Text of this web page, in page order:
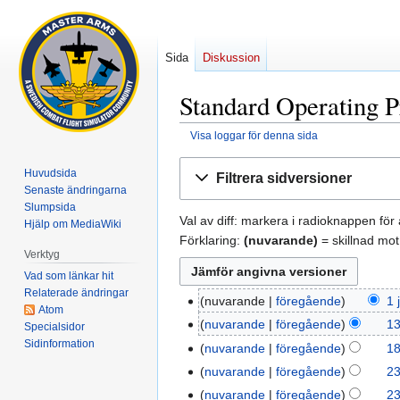
Standard Operating
Visa loggar för denna sida
Filtrera sidversioner
Val av diff: markera i radioknappen
Förklaring: (nuvarande) = skillnad
juni
2025
nuvarande föregående 1
I
n
g
e
13
februari
2024
nuvarande föregående
I
g
18
juli
2023
nuvarande föregående
I
23
maj
nuvarande föregående
Inuvarande föregående
Sida Diskussion
Huvudsida
Senaste ändringarna
Slumpsida
Hjälp om MediaWiki
Verktyg
Vad som länkar hit
Relaterade ändringar
Atom
Specialsidor
Sidinformation